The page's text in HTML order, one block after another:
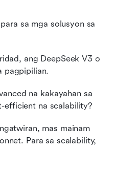
sa mga solusyon sa
ang DeepSeek V3 o
pagpipilian.
na kakayahan sa
efficient na scalability?
mas mainam
Para sa scalability,